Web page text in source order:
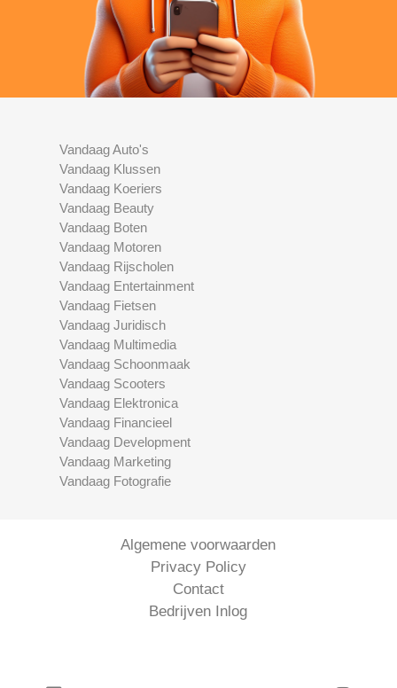
Vandaag Auto's
Vandaag Klussen
Vandaag Koeriers
Vandaag Beauty
Vandaag Boten
Vandaag Motoren
Vandaag Rijscholen
Vandaag Entertainment
Vandaag Fietsen
Vandaag Juridisch
Vandaag Multimedia
Vandaag Schoonmaak
Vandaag Scooters
Vandaag Elektronica
Vandaag Financieel
Vandaag Development
Vandaag Marketing
Vandaag Fotografie
Algemene voorwaarden
Privacy Policy
Contact
Bedrijven Inlog